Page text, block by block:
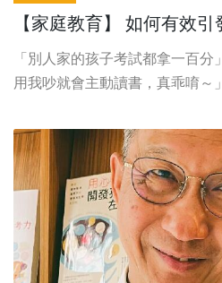
【家庭教育】 如何有效
「別人家的孩子考試都拿一百
用我吵就會主動讀書，真乖唷～